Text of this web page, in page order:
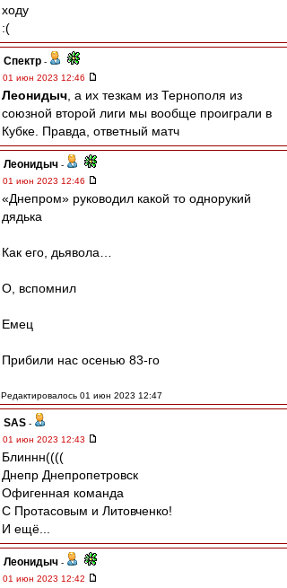
ходу
:(
Спектр -
01 июн 2023 12:46
Леонидыч , а их тезкам из Тернополя из
союзной второй лиги мы вообще проиграли в
Кубке. Правда, ответный матч
Леонидыч -
01 июн 2023 12:46
«Днепром» руководил какой то однорукий
дядька
Как его, дьявола…
О, вспомнил
Емец
Прибили нас осенью 83-го
Редактировалось 01 июн 2023 12:47
SAS -
01 июн 2023 12:43
Блиннн((((
Днепр Днепропетровск
Офигенная команда
С Протасовым и Литовченко!
И ещё...
Леонидыч -
01 июн 2023 12:42